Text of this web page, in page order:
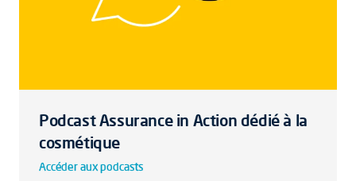
Podcast Assurance in Action dédié à la
cosmétique
Accéder aux podcasts